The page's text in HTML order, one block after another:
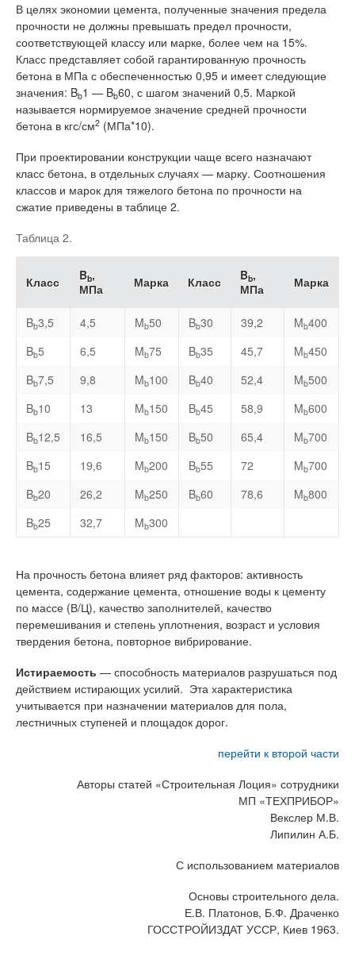
В целях экономии цемента, полученные значения предела
прочности не должны превышать предел прочности,
соответствующей классу или марке, более чем на 15%.
Класс представляет собой гарантированную прочность
бетона в МПа с обеспеченностью 0,95 и имеет следующие
значения: Bb1 — Bb60, с шагом значений 0,5. Маркой
называется нормируемое значение средней прочности
бетона в кгс/см2 (МПа*10).
При проектировании конструкции чаще всего назначают
класс бетона, в отдельных случаях — марку. Соотношения
классов и марок для тяжелого бетона по прочности на
сжатие приведены в таблице 2.
Таблица 2.
Класс Bb,
МПа
Марка Класс Bb,
МПа
Марка
Bb3,5 4,5 Mb50 Bb30 39,2 Mb400
Bb5 6,5 Mb75 Bb35 45,7 Mb450
Bb7,5 9,8 Mb100 Bb40 52,4 Mb500
Bb10 13 Mb150 Bb45 58,9 Mb600
Bb12,5 16,5 Mb150 Bb50 65,4 Mb700
Bb15 19,6 Mb200 Bb55 72 Mb700
Bb20 26,2 Mb250 Bb60 78,6 Mb800
Bb25 32,7 Mb300
На прочность бетона влияет ряд факторов: активность
цемента, содержание цемента, отношение воды к цементу
по массе (В/Ц), качество заполнителей, качество
перемешивания и степень уплотнения, возраст и условия
твердения бетона, повторное вибрирование.
Истираемость — способность материалов разрушаться под
действием истирающих усилий. Эта характеристика
учитывается при назначении материалов для пола,
лестничных ступеней и площадок дорог.
перейти к второй части
Авторы статей «Строительная Лоция» сотрудники
МП «ТЕХПРИБОР»
Векслер М.В.
Липилин А.Б.
С использованием материалов
Основы строительного дела.
Е.В. Платонов, Б.Ф. Драченко
ГОССТРОЙИЗДАТ УССР, Киев 1963.